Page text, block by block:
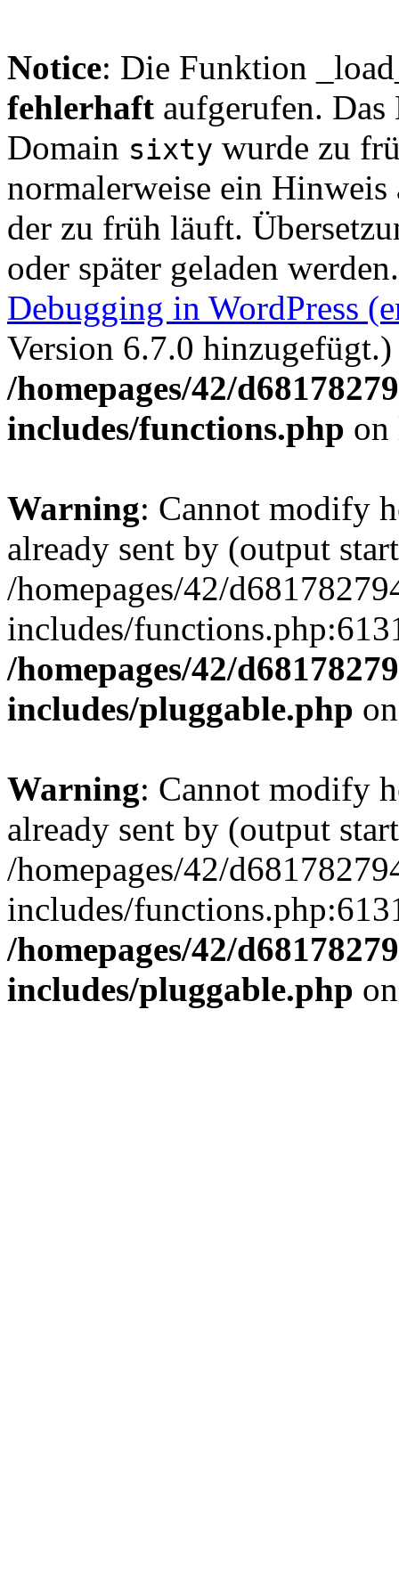
Notice: Die Funktion
fehlerhaft aufgerufen.
Domain sixty wurde zu
normalerweise ein
der zu früh läuft.
oder später geladen
Debugging in WordPress
Version 6.7.0
/homepages/42/
includes/functions.php
Warning: Cannot modify
already sent by (output
/homepages/42/
includes/
/homepages/42/
includes/pluggable.php
Warning: Cannot modify
already sent by (output
/homepages/42/
includes/
/homepages/42/
includes/pluggable.php